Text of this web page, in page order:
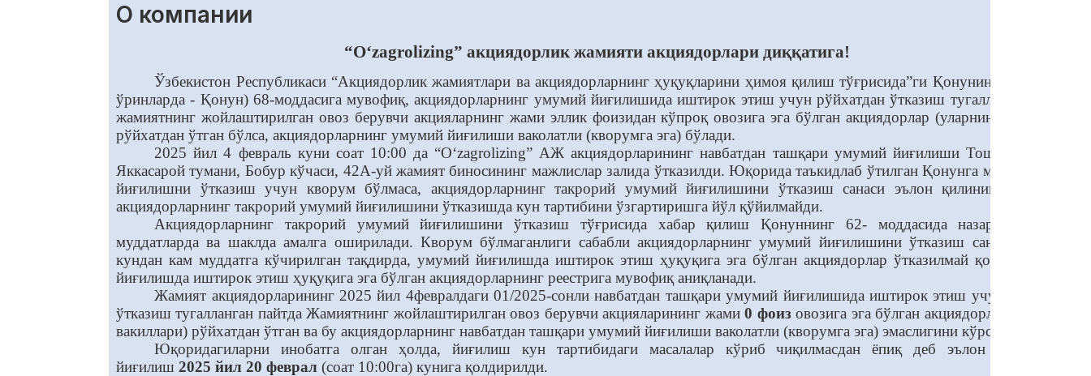
О компании
“O‘zagrolizing” акциядорлик жамияти акциядорлари диққатига!
Ўзбекистон Республикаси “Акциядорлик жамиятлари ва акциядорларнинг ҳуқуқларини ҳимоя қилиш тўғрисида”ги Қонунининг (кейинги
ўринларда - Қонун) 68-моддасига мувофиқ, акциядорларнинг умумий йиғилишида иштирок этиш учун рўйхатдан ўтказиш тугалланган пайтда
жамиятнинг жойлаштирилган овоз берувчи акцияларнинг жами эллик фоизидан кўпроқ овозига эга бўлган акциядорлар (уларнинг вакиллари)
рўйхатдан ўтган бўлса, акциядорларнинг умумий йиғилиши ваколатли (кворумга эга) бўлади.
2025 йил 4 февраль куни соат 10:00 да “O‘zagrolizing” АЖ акциядорларининг навбатдан ташқари умумий йиғилиши Тошкент шаҳри,
Яккасарой тумани, Бобур кўчаси, 42А-уй жамият биносининг мажлислар залида ўтказилди. Юқорида таъкидлаб ўтилган Қонунга мувофиқ, агар
йиғилишни ўтказиш учун кворум бўлмаса, акциядорларнинг такрорий умумий йиғилишини ўтказиш санаси эълон қилинишини, бунда
акциядорларнинг такрорий умумий йиғилишини ўтказишда кун тартибини ўзгартиришга йўл қўйилмайди.
Акциядорларнинг такрорий умумий йиғилишини ўтказиш тўғрисида хабар қилиш Қонуннинг 62- моддасида назарда тутилган
муддатларда ва шаклда амалга оширилади. Кворум бўлмаганлиги сабабли акциядорларнинг умумий йиғилишини ўтказиш санаси йигирма
кундан кам муддатга кўчирилган тақдирда, умумий йиғилишда иштирок этиш ҳуқуқига эга бўлган акциядорлар ўтказилмай қолган умумий
йиғилишда иштирок этиш ҳуқуқига эга бўлган акциядорларнинг реестрига мувофиқ аниқланади.
Жамият акциядорларининг 2025 йил 4февралдаги 01/2025-сонли навбатдан ташқари умумий йиғилишида иштирок этиш учун рўйхатдан
ўтказиш тугалланган пайтда Жамиятнинг жойлаштирилган овоз берувчи акцияларининг жами0 фоизовозига эга бўлган акциядорлар (уларнинг
вакиллари) рўйхатдан ўтган ва бу акциядорларнинг навбатдан ташқари умумий йиғилиши ваколатли (кворумга эга) эмаслигини кўрсатади.
Юқоридагиларни инобатга олган ҳолда, йиғилиш кун тартибидаги масалалар кўриб чиқилмасдан ёпиқ деб эълон қилинди ва
йиғилиш 2025 йил 20 феврал (соат 10:00га) кунига қолдирилди.